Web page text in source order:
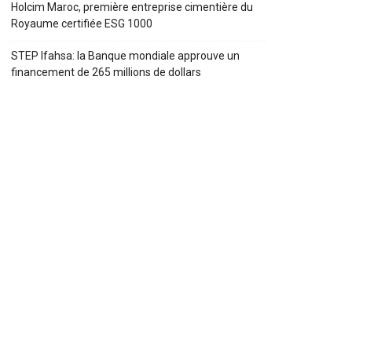
Holcim Maroc, première entreprise cimentière du
Royaume certifiée ESG 1000
STEP Ifahsa: la Banque mondiale approuve un
financement de 265 millions de dollars